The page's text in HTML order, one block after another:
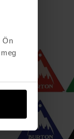
Ön